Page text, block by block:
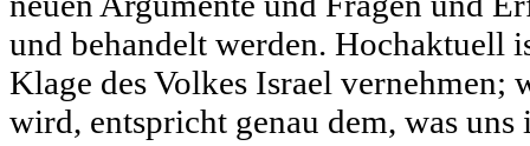
und behandelt werden. Hochaktuell
Klage des Volkes Israel vernehmen;
wird, entspricht genau dem, was